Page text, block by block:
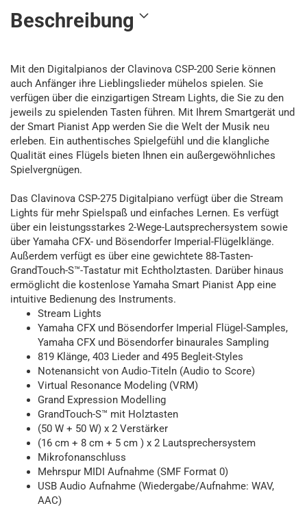
Beschreibung
Mit den Digitalpianos der Clavinova CSP-200 Serie können
auch Anfänger ihre Lieblingslieder mühelos spielen. Sie
verfügen über die einzigartigen Stream Lights, die Sie zu den
jeweils zu spielenden Tasten führen. Mit Ihrem Smartgerät und
der Smart Pianist App werden Sie die Welt der Musik neu
erleben. Ein authentisches Spielgefühl und die klangliche
Qualität eines Flügels bieten Ihnen ein außergewöhnliches
Spielvergnügen.
Das Clavinova CSP-275 Digitalpiano verfügt über die Stream
Lights für mehr Spielspaß und einfaches Lernen. Es verfügt
über ein leistungsstarkes 2-Wege-Lautsprechersystem sowie
über Yamaha CFX- und Bösendorfer Imperial-Flügelklänge.
Außerdem verfügt es über eine gewichtete 88-Tasten-
GrandTouch-S™-Tastatur mit Echtholztasten. Darüber hinaus
ermöglicht die kostenlose Yamaha Smart Pianist App eine
intuitive Bedienung des Instruments.
Stream Lights
Yamaha CFX und Bösendorfer Imperial Flügel-Samples,
Yamaha CFX und Bösendorfer binaurales Sampling
819 Klänge, 403 Lieder and 495 Begleit-Styles
Notenansicht von Audio-Titeln (Audio to Score)
Virtual Resonance Modeling (VRM)
Grand Expression Modelling
GrandTouch-S™ mit Holztasten
(50 W + 50 W) x 2 Verstärker
(16 cm + 8 cm + 5 cm ) x 2 Lautsprechersystem
Mikrofonanschluss
Mehrspur MIDI Aufnahme (SMF Format 0)
USB Audio Aufnahme (Wiedergabe/Aufnahme: WAV,
AAC)